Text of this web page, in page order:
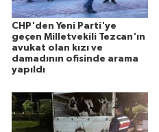
CHP'den Yeni Parti'ye
geçen Milletvekili Tezcan'ın
avukat olan kızı ve
damadının ofisinde arama
yapıldı